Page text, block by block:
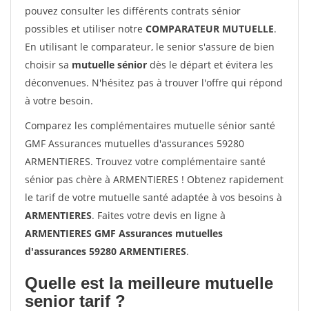
pouvez consulter les différents contrats sénior
possibles et utiliser notre COMPARATEUR MUTUELLE.
En utilisant le comparateur, le senior s'assure de bien
choisir sa mutuelle sénior dès le départ et évitera les
déconvenues. N'hésitez pas à trouver l'offre qui répond
à votre besoin.
Comparez les complémentaires mutuelle sénior santé
GMF Assurances mutuelles d'assurances 59280
ARMENTIERES. Trouvez votre complémentaire santé
sénior pas chère à ARMENTIERES ! Obtenez rapidement
le tarif de votre mutuelle santé adaptée à vos besoins à
ARMENTIERES. Faites votre devis en ligne à
ARMENTIERES GMF Assurances mutuelles
d'assurances 59280 ARMENTIERES.
Quelle est la meilleure mutuelle
senior tarif ?